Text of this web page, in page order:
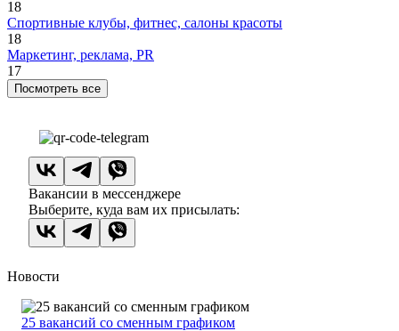
18
Спортивные клубы, фитнес, салоны красоты
18
Маркетинг, реклама, PR
17
Посмотреть все
Вакансии в мессенджере
Выберите, куда вам их присылать:
Новости
25 вакансий со сменным графиком